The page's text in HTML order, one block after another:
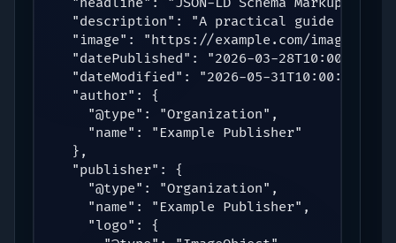
"description": "A practical guide to
"image": "https://example.com/images/
"datePublished": "2026-03-
"dateModified": "2026-05-
  "author": {
    "@type": "Organization",
    "name": "Example Publisher"
  },
  "publisher": {
    "@type": "Organization",
    "name": "Example Publisher",
    "logo": {